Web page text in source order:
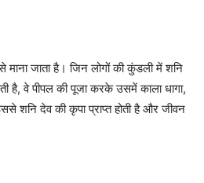
जाता है। जिन लोगों की कुंडली में शनि
है, वे पीपल की पूजा करके उसमें काला धागा,
शनि देव की कृपा प्राप्त होती है और जीवन